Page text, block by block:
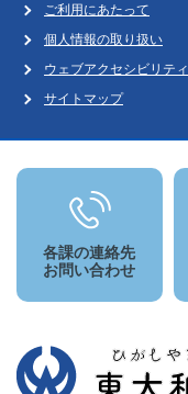
ご利用にあたって
個人情報の取り扱い
ウェブアクセシビリティ
サイトマップ
各課の連絡先
お問い合わせ